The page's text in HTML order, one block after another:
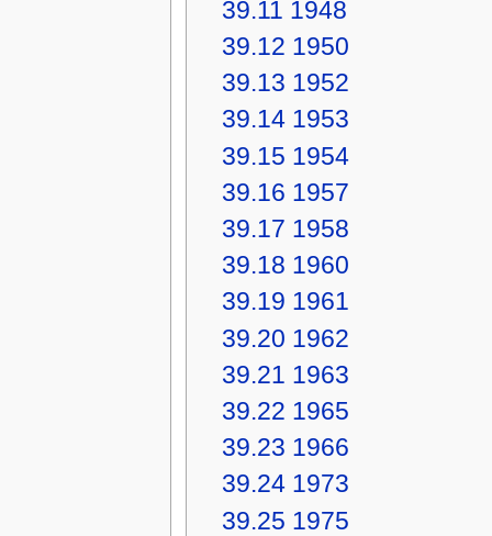
39.11 1948
39.12 1950
39.13 1952
39.14 1953
39.15 1954
39.16 1957
39.17 1958
39.18 1960
39.19 1961
39.20 1962
39.21 1963
39.22 1965
39.23 1966
39.24 1973
39.25 1975